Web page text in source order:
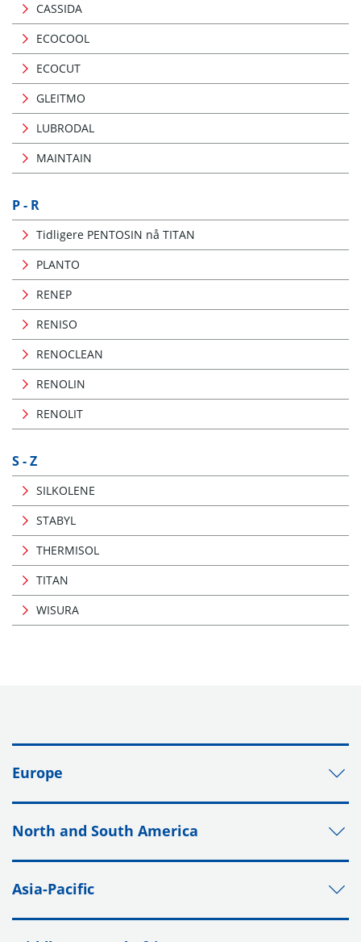
CASSIDA
ECOCOOL
ECOCUT
GLEITMO
LUBRODAL
MAINTAIN
P - R
Tidligere PENTOSIN nå TITAN
PLANTO
RENEP
RENISO
RENOCLEAN
RENOLIN
RENOLIT
S - Z
SILKOLENE
STABYL
THERMISOL
TITAN
WISURA
Europe
North and South America
Asia-Pacific